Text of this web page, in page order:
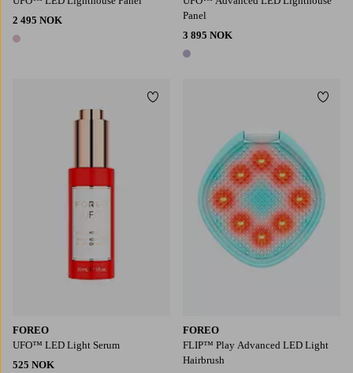
2 495 NOK
1 farge
Panel
3 895 NOK
1 farge
FOREO
UFO™ LED Light Serum
525 NOK
Legg til favoritter
FOREO
FLIP™ Play Advanced LED Light
Hairbrush